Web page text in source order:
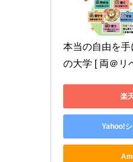
本当の自由を
の大学 [ 両＠リ
楽
Yahoo!